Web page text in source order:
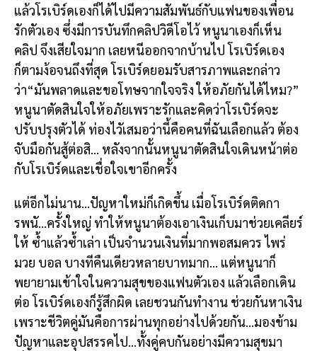
แล้วโรเบิร์ดเองก็ได้ไปมีความสัมพันธ์กับแฟนของเพื่อน
รักตัวเอง ซึ่งมีการบันทึกคลิปวิดีโอไว้ หนูนาเองก็เห็น
คลิป จึงเสียใจมาก เลยหนีออกจากบ้านไป โรเบิร์ดเอง
ก็ตามง้อจนถึงที่สุด โรเบิร์ดยอมรับสารภาพและกล่าว
ว่า“มันพลาดและขอโทษจากใจจริง ให้อภัยกันได้ไหม?”
หนูนาตัดสินใจให้อภัยเพราะรักและคิดว่าโรเบิร์ดจะ
ปรับปรุงตัวได้ ท่องไวัเสมอว่านี้คือคนที่ฉันเลือกแล้ว ต้อง
จับมือกันสู้ต่อสิ… หลังจากนั้นหนูนาตัดสินใจเดินหน้าต่อ
กับโรเบิร์ดและเชื่อใจเขาอีกครั้ง
แต่อีกไม่นาน…ปัญหาใหม่ก็เกิดขึ้น เมื่อโรเบิร์ดติดกา
รพนั…ครั้งใหญ่ ทำให้หนูนาต้องเอาเงินเก็บมาช่วยเคลียร์
ให้ ซ้ำแล้วซ้ำเล่า เป็นจำนวนเงินที่มากพอสมควร ไพร่
มวย บอล บางทีคืนเดียวหลายบาทมาก… แต่หนูนาก็
พยายามเข้าใจในความสุขของแฟนตัวเอง แล้วเลือกเดิน
ต่อ โรเบิร์ดเองก็รู้สึกผิด เลยชวนกันทำงาน ช่วยกันหาเงิน
เพราะชีวิตคู่มันคือการผ่านทุกอย่างไปด้วยกัน…มองข้าม
ปัญหาและอุปสรรคไป…ทั้งคู่คบกันอย่างมีความสุขมา